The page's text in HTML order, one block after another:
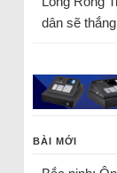
dân sẽ thắng
BÀI MỚI